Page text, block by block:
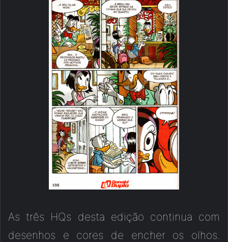
As três HQs desta edição continua com
desenhos e cores de encher os olhos.